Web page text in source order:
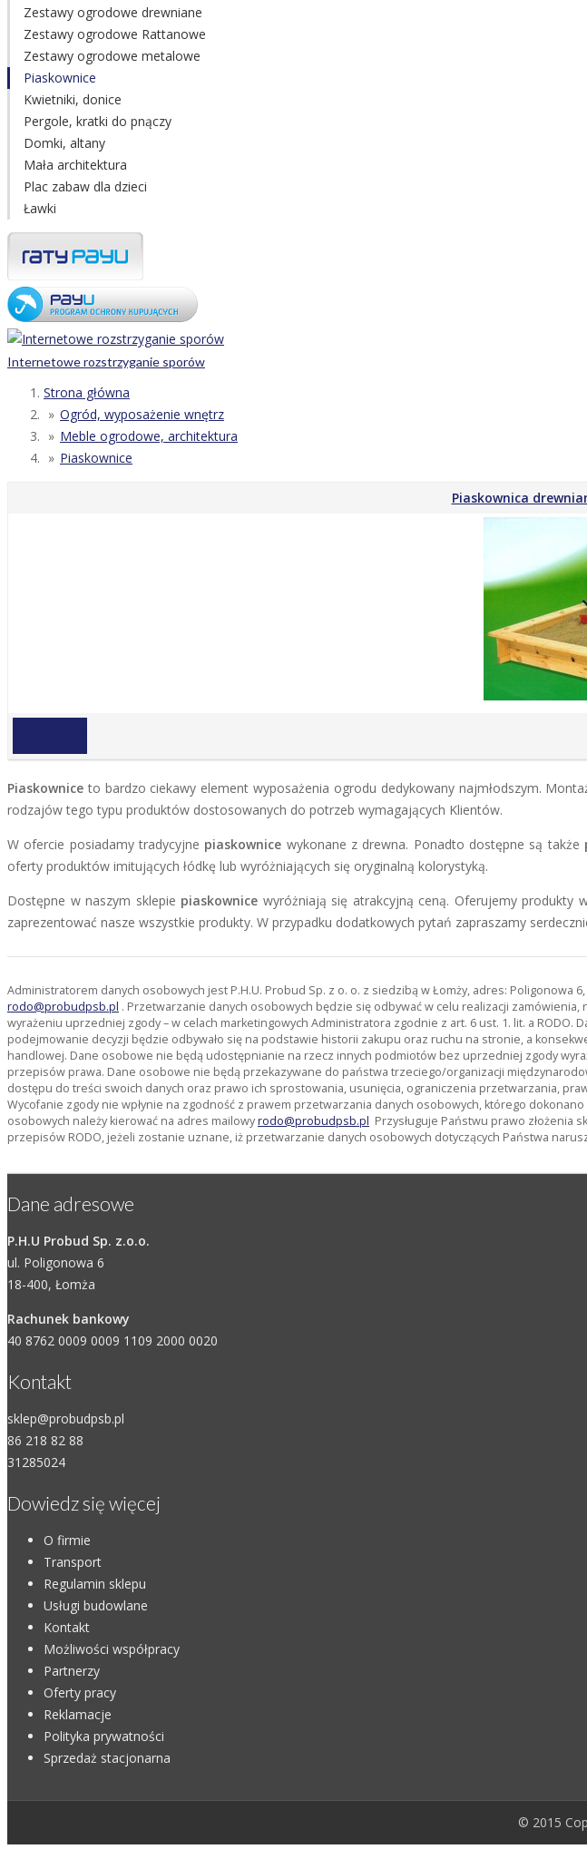
Zestawy ogrodowe drewniane
Zestawy ogrodowe Rattanowe
Zestawy ogrodowe metalowe
Piaskownice
Kwietniki, donice
Pergole, kratki do pnączy
Domki, altany
Mała architektura
Plac zabaw dla dzieci
Ławki
Internetowe rozstrzyganie sporów
Strona główna
Ogród, wyposażenie wnętrz
Meble ogrodowe, architektura
Piaskownice
Piaskownica
Piaskowniceto bardzo ciekawy element wyposażenia ogrodu dedykowany najmłodszym.
rodzajów tego typu produktów dostosowanych do potrzeb wymagających Klientów.
W ofercie posiadamy tradycyjne piaskownice wykonane z drewna. Ponadto dostępne są także
oferty produktów imitujących łódkę lub wyróżniających się oryginalną kolorystyką.
Dostępne w naszym sklepie piaskownice wyróżniają się atrakcyjną ceną. Oferujemy produkty
zaprezentować nasze wszystkie produkty. W przypadku dodatkowych pytań zapraszamy
Administratorem danych osobowych jest P.H.U. Probud Sp. z o. o. z siedzibą w Łomży, adres:
rodo@probudpsb.pl . Przetwarzanie danych osobowych będzie się odbywać w celu realizacji
wyrażeniu uprzedniej zgody – w celach marketingowych Administratora zgodnie z art. 6 ust. 1. lit. a
podejmowanie decyzji będzie odbywało się na podstawie historii zakupu oraz ruchu na stronie, a
handlowej. Dane osobowe nie będą udostępnianie na rzecz innych podmiotów bez uprzedniej zgody
przepisów prawa. Dane osobowe nie będą przekazywane do państwa trzeciego/organizacji
dostępu do treści swoich danych oraz prawo ich sprostowania, usunięcia, ograniczenia przetwarzania,
Wycofanie zgody nie wpłynie na zgodność z prawem przetwarzania danych osobowych, którego
osobowych należy kierować na adres mailowyrodo@probudpsb.pl Przysługuje Państwu prawo złożenia
przepisów RODO, jeżeli zostanie uznane, iż przetwarzanie danych osobowych dotyczących Państwa
Dane adresowe
P.H.U Probud Sp. z.o.o.
ul. Poligonowa 6
18-400, Łomża
Rachunek bankowy
40 8762 0009 0009 1109 2000 0020
Kontakt
sklep@probudpsb.pl
86 218 82 88
31285024
Dowiedz się więcej
O firmie
Transport
Regulamin sklepu
Usługi budowlane
Kontakt
Możliwości współpracy
Partnerzy
Oferty pracy
Reklamacje
Polityka prywatności
Sprzedaż stacjonarna
© 2015